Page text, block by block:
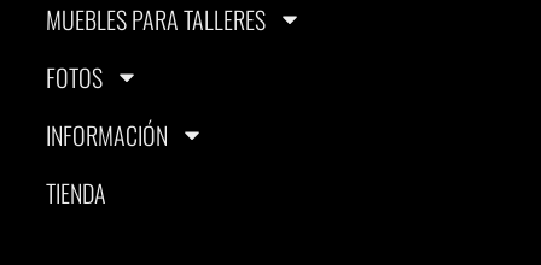
MUEBLES PARA TALLERES
FOTOS
INFORMACIÓN
TIENDA